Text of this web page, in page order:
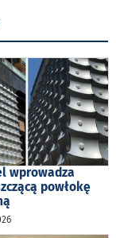
wprowadza
powłokę